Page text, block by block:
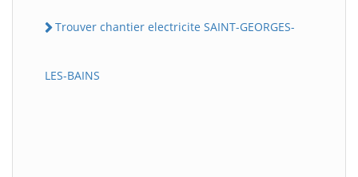
Trouver chantier electricite SAINT-GEORGES-
LES-BAINS